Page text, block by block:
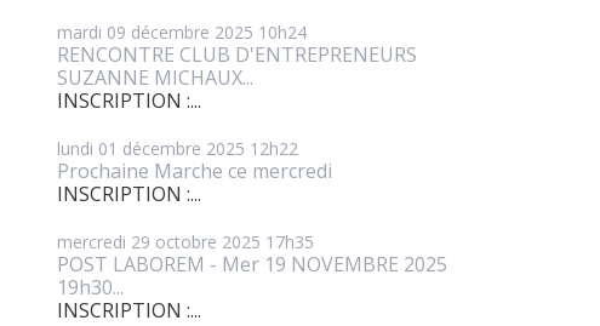
mardi 09 décembre 2025 10h24
RENCONTRE CLUB D'ENTREPRENEURS
SUZANNE MICHAUX...
INSCRIPTION :...
lundi 01 décembre 2025 12h22
Prochaine Marche ce mercredi
INSCRIPTION :...
mercredi 29 octobre 2025 17h35
POST LABOREM - Mer 19 NOVEMBRE 2025
19h30...
INSCRIPTION :...